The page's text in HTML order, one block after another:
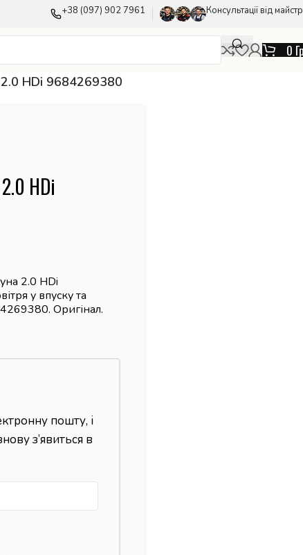
+38 (097) 902 7961 Консультації від
0
HDi 9684269380
HDi
2.0 HDi
у впуску та
Оригінал.
пошту, і
з’явиться в